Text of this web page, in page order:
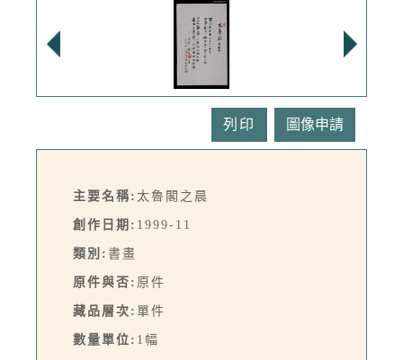
列印
主要名稱: 太魯閣之晨
創作日期: 1999-11
類別: 書畫
原件與否: 原件
藏品層次: 單件
數量單位: 1幅